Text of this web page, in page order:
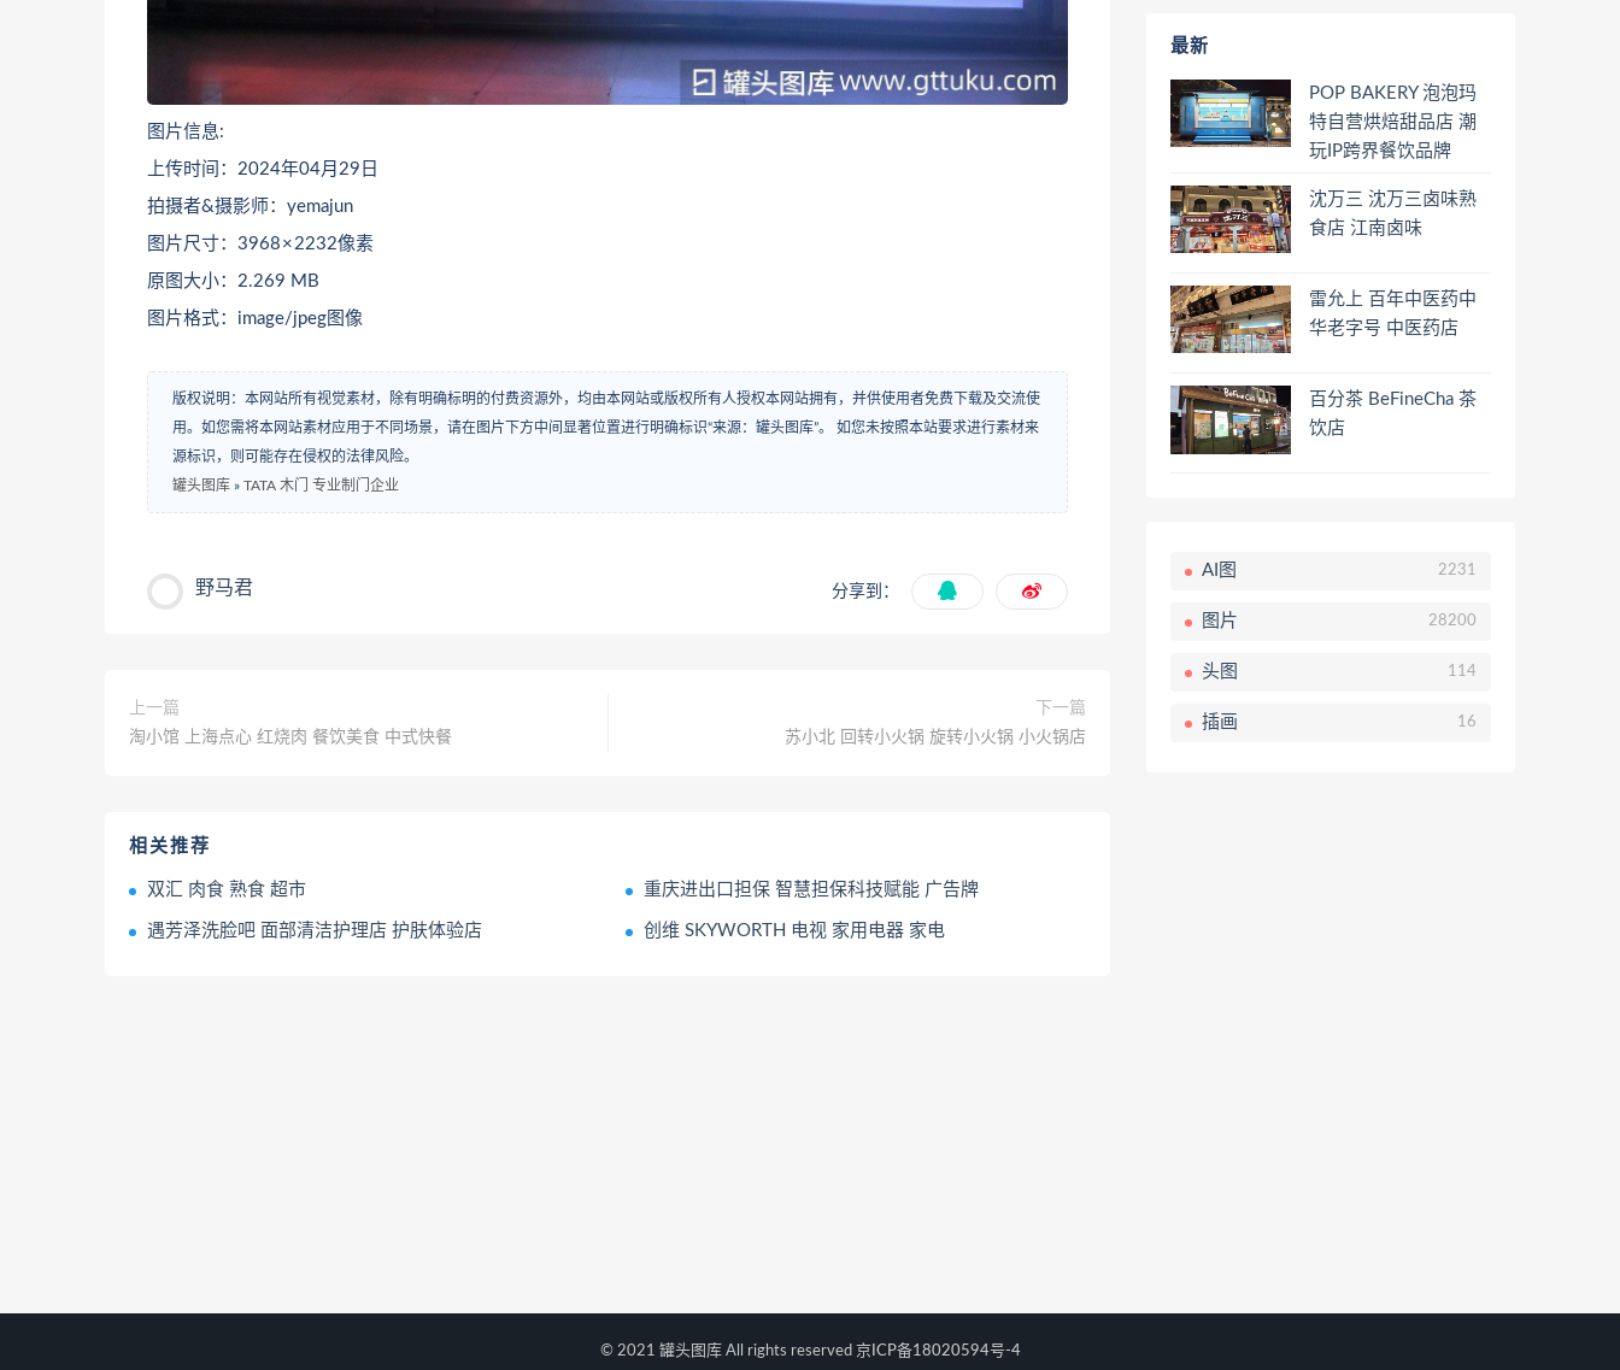
图片信息:
上传时间：2024年04月29日
拍摄者&摄影师：yemajun
图片尺寸：3968 × 2232像素
原图大小：2.269 MB
图片格式：image/jpeg图像
版权说明：本网站所有视觉素材，除有明确标明的付费资源外，均由本网站或版权所有人授权本网站拥有，并供使用者免费下载及交流使
用。如您需将本网站素材应用于不同场景，请在图片下方中间显著位置进行明确标识“来源：罐头图库”。 如您未按照本站要求进行素材来
源标识，则可能存在侵权的法律风险。
罐头图库 » TATA 木门 专业制门企业
野马君 分享到：
上一篇
淘小馆 上海点心 红烧肉 餐饮美食 中式快餐
下一篇
苏小北 回转小火锅 旋转小火锅 小火锅店
相关推荐
双汇 肉食 熟食 超市 重庆进出口担保 智慧担保科技赋能 广告牌
遇芳泽洗脸吧 面部清洁护理店 护肤体验店 创维 SKYWORTH 电视 家用电器 家电
最新
POP BAKERY 泡泡玛
特自营烘焙甜品店 潮
玩IP跨界餐饮品牌
沈万三 沈万三卤味熟
食店 江南卤味
雷允上 百年中医药中
华老字号 中医药店
百分茶 BeFineCha 茶
饮店
AI图 2231
图片 28200
头图 114
插画 16
© 2021 罐头图库 All rights reserved 京ICP备18020594号-4